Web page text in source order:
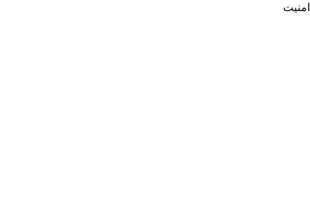
امنیت